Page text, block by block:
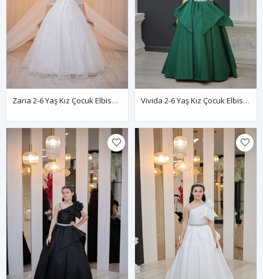
Zaria 2-6 Yaş Kız Çocuk Elbise 20130 Kırık Beyaz Vivida 2-6 Yaş Kız Çocuk Elbise 20137 Yeşil